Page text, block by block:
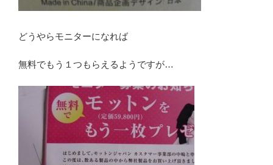
どうやらモニターになれば
無料でもう１つもらえるようですが…